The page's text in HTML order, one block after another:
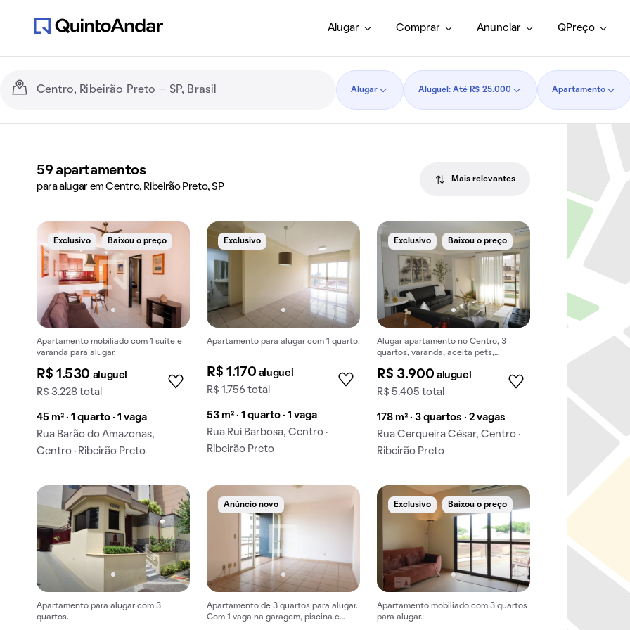
Alugar Comprar Anunciar QPreço
Alugar Aluguel: Até R$ 25.000 Apartamento
59 apartamentos
para alugar em Centro, Ribeirão Preto, SP
Mais relevantes
Exclusivo Baixou o preço
Apartamento mobiliado com 1 suíte e
varanda para alugar.
R$ 1.530 aluguel
R$ 3.228 total
45 m² · 1 quarto · 1 vaga
Rua Barão do Amazonas,
Centro · Ribeirão Preto
Exclusivo
Apartamento para alugar com 1 quarto.
R$ 1.170 aluguel
R$ 1.756 total
53 m² · 1 quarto · 1 vaga
Rua Rui Barbosa, Centro ·
Ribeirão Preto
Exclusivo Baixou o preço
Alugar apartamento no Centro, 3
quartos, varanda, aceita pets,
R$ 3.900 aluguel
R$ 5.405 total
178 m² · 3 quartos · 2 vagas
Rua Cerqueira César, Centro ·
Ribeirão Preto
Apartamento para alugar com 3
quartos.
Anúncio novo
Apartamento de 3 quartos para alugar.
Com 1 vaga na garagem, piscina e
Exclusivo Baixou o preço
Apartamento mobiliado com 3 quartos
para alugar.